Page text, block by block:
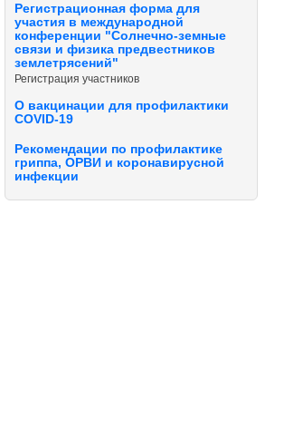
Регистрационная форма для
участия в международной
конференции "Солнечно-земные
связи и физика предвестников
землетрясений"
Регистрация участников
О вакцинации для профилактики
COVID-19
Рекомендации по профилактике
гриппа, ОРВИ и коронавирусной
инфекции